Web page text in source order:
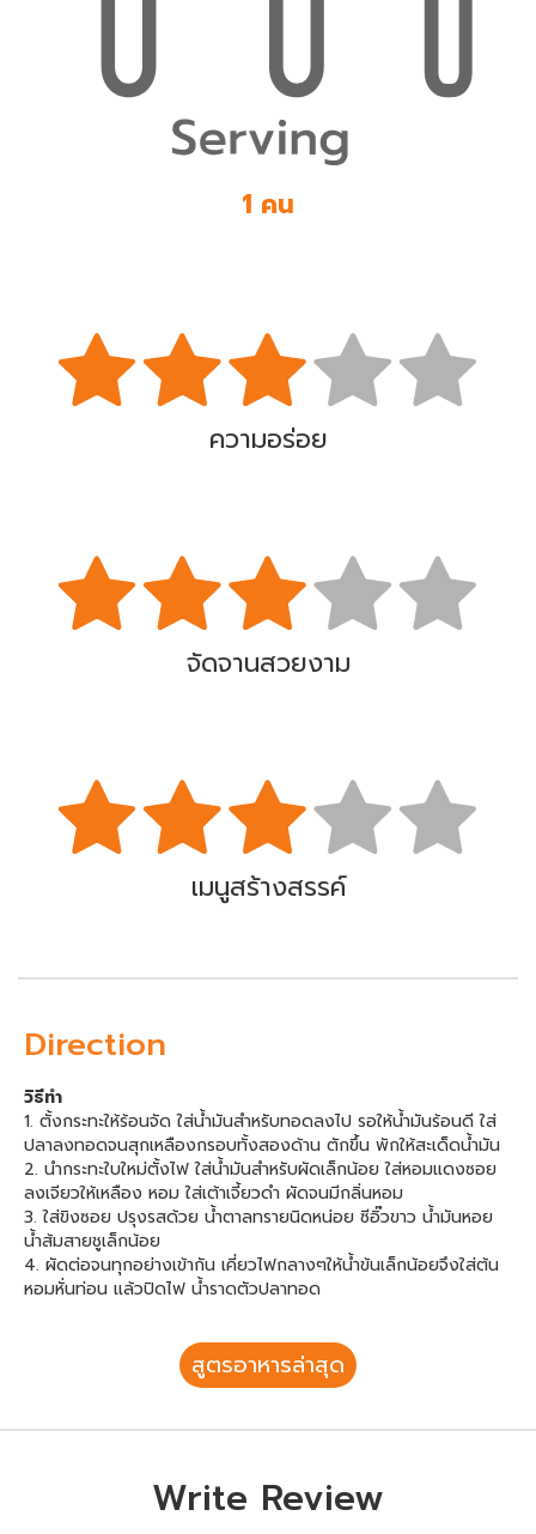
1 คน
ความอร่อย
จัดจานสวยงาม
เมนูสร้างสรรค์
Direction
วิธีทำ
1. ตั้งกระทะให้ร้อนจัด ใส่น้ำมันสำหรับทอดลงไป รอให้น้ำมันร้อนดี ใส่
ปลาลงทอดจนสุกเหลืองกรอบทั้งสองด้าน ตักขึ้น พักให้สะเด็ดน้ำมัน
2. นำกระทะใบใหม่ตั้งไฟ ใส่น้ำมันสำหรับผัดเล็กน้อย ใส่หอมแดงซอย
ลงเจียวให้เหลือง หอม ใส่เต้าเจี้ยวดำ ผัดจนมีกลิ่นหอม
3. ใส่ขิงซอย ปรุงรสด้วย น้ำตาลทรายนิดหน่อย ซีอิ๊วขาว น้ำมันหอย
น้ำส้มสายชูเล็กน้อย
4. ผัดต่อจนทุกอย่างเข้ากัน เคี่ยวไฟกลางๆให้น้ำข้นเล็กน้อยจึงใส่ต้น
หอมหั่นท่อน แล้วปิดไฟ น้ำราดตัวปลาทอด
สูตรอาหารล่าสุด
Write Review